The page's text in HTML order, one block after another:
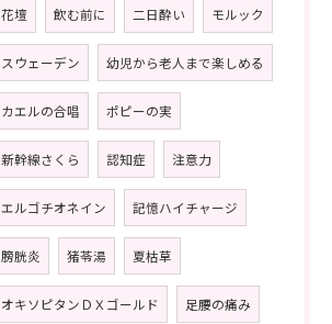
花壇 飲む前に 二日酔い モルック
スウェーデン 幼児から老人まで楽しめる
カエルの合唱 ポピーの実
新幹線さくら 認知症 注意力
エルゴチオネイン 記憶ハイチャージ
膀胱炎 猪苓湯 夏枯草
オキソピタンＤＸゴールド 足腰の痛み